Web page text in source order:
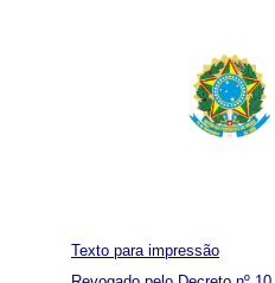
Texto para impressão